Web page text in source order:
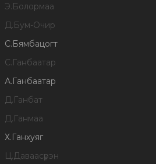
Э.Болормаа
Д.Бум-Очир
С.Бямбацогт
С.Ганбаатар
А.Ганбаатар
Д.Ганбат
Д.Ганмаа
Х.Ганхуяг
Ц.Даваасүрэн